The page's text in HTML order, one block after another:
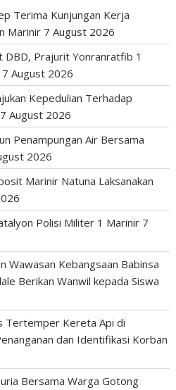
Terima Kunjungan Kerja
Marinir 7 August 2026
DBD, Prajurit Yonranratfib 1
7 August 2026
Kepedulian Terhadap
7 August 2026
Penampungan Air Bersama
2026
Marinir Natuna Laksanakan
Polisi Militer 1 Marinir 7
Wawasan Kebangsaan Babinsa
Berikan Wanwil kepada Siswa
Tertemper Kereta Api di
dan Identifikasi Korban
Bersama Warga Gotong